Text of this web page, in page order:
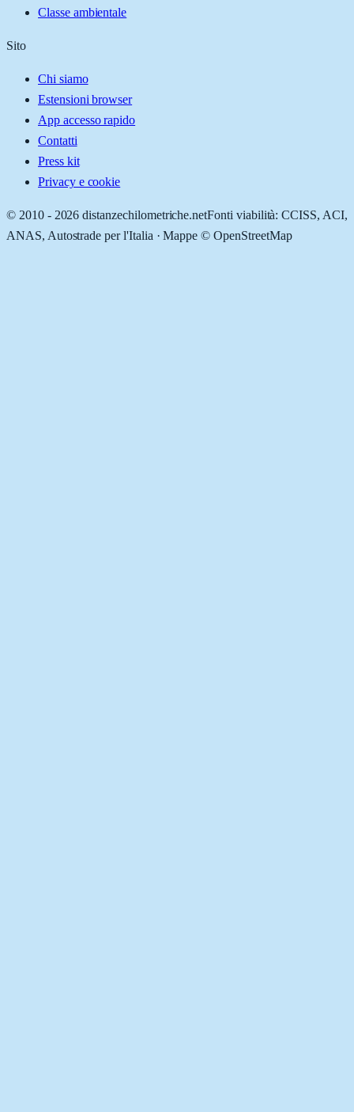
Classe ambientale
Sito
Chi siamo
Estensioni browser
App accesso rapido
Contatti
Press kit
Privacy e cookie
© 2010 - 2026 distanzechilometriche.netFonti viabilità: CCISS, ACI,
ANAS, Autostrade per l'Italia · Mappe © OpenStreetMap